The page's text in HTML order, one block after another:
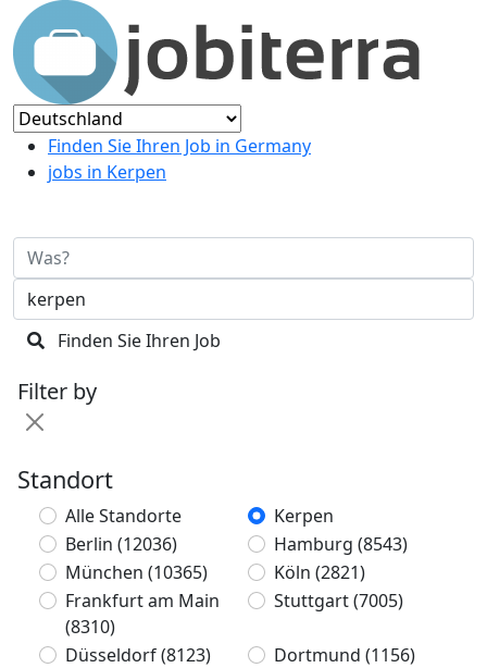
Finden Sie Ihren Job in Germany
jobs in Kerpen
Finden Sie Ihren Job
Filter by
Standort
Alle Standorte
Kerpen
Berlin (12036) Hamburg (8543)
München (10365) Köln (2821)
Frankfurt am Main
(8310)
Stuttgart(7005)
Düsseldorf(8123) Dortmund (1156)